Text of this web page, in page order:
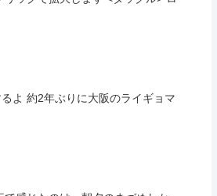
よ 約2年ぶりに大阪のライギョマ